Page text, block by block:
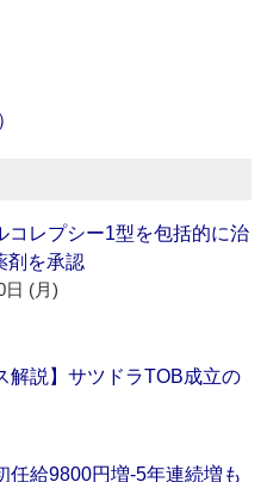
コレプシー1型を包括的に治
剤を承認
日 (月)
解説】サツドラTOB成立の
任給9800円増‐5年連続増も